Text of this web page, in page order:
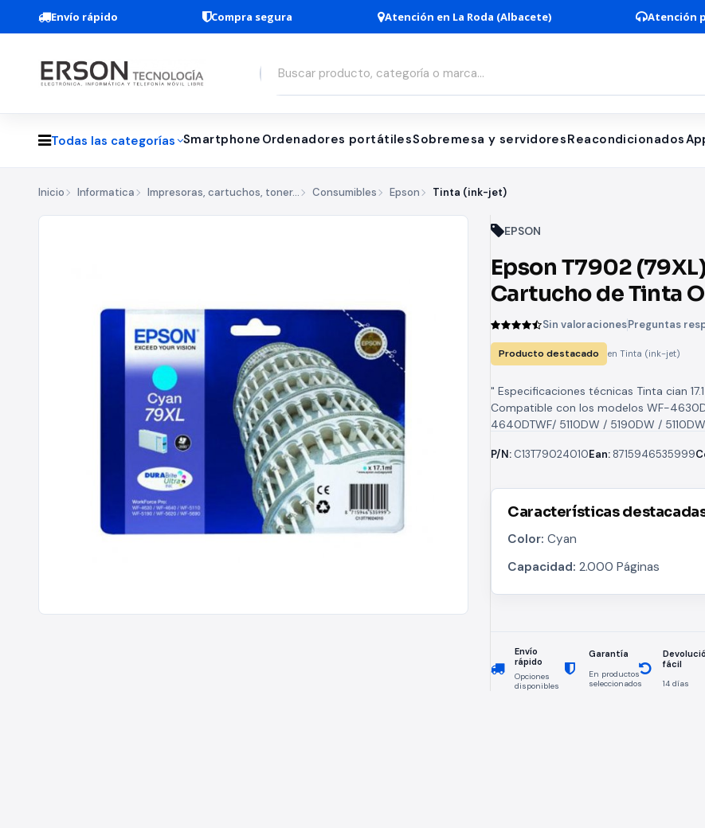
Envío rápido Compra segura Atención en La Roda (Albacete) Atención
Todas las categorías Smartphone Ordenadores portátilesSobremesa y servidoresReacondicionados
Inicio Informatica Impresoras, cartuchos, toner... Consumibles Epson Tinta (ink-jet)
EPSON
Epson T7902
Cartucho de Tinta
- C13T79024010
Sin valoracionesPreguntas
Producto destacado en Tinta (ink-jet)
" Especificaciones técnicas Tinta cian
Compatible con los modelos WF-
4640DTWF/ 5110DW / 5190DW /
P/N: C13T79024010Ean: 8715946535999
Características
Color: Cyan
Capacidad: 2.000 Páginas
Envío
rápido
Opciones
disponibles
Garantía
En productos
seleccionados
fácil
14 días